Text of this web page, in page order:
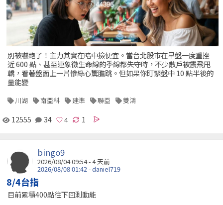
別被嚇跑了！主力其實在暗中撿便宜。當台北股市在早盤一度重挫
近 600 點、甚至連象徵生命線的季線都失守時，不少散戶被震飛甩
轎，看著盤面上一片慘綠心驚膽跳。但如果你盯緊盤中 10 點半後的
量能變
川湖 南亞科 建準 聯亞 雙鴻
12555 34 1
bingo9
2026/08/04 09:54 - 4 天前
2026/08/08 01:42 - daniel719
8/4台指
目前累積400點往下回測動能